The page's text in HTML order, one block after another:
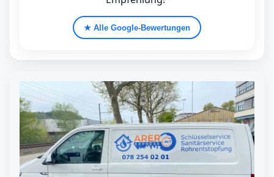
★ Alle Google‑Bewertungen